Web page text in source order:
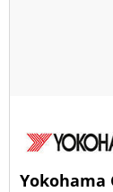
Yokohama